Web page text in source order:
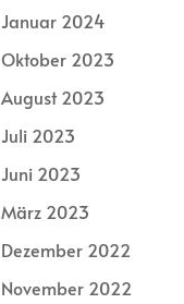
Januar 2024
Oktober 2023
August 2023
Juli 2023
Juni 2023
März 2023
Dezember 2022
November 2022